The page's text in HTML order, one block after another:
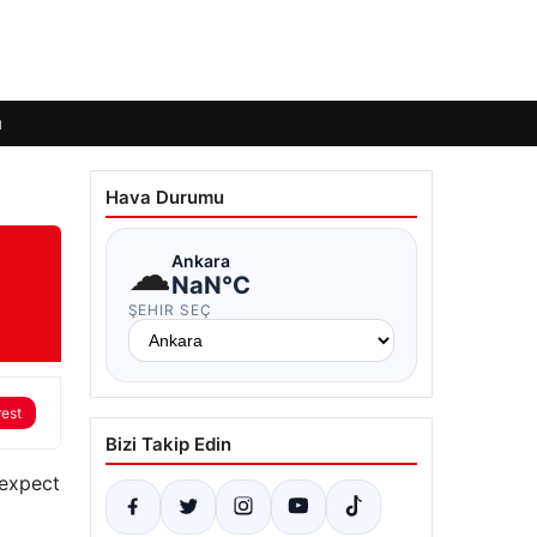
Hava Durumu
☁Ankara
NaN°C
ŞEHIR SEÇ
Bizi Takip Edin